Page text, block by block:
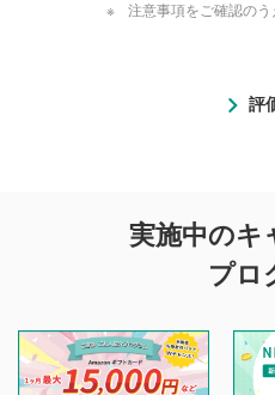
注意事項をご確認のう
評
投稿に
を目的として、各動画コンテ
投稿ができます。利用者は以
閲覧および投稿を行うものと
実施中のキ
プロ